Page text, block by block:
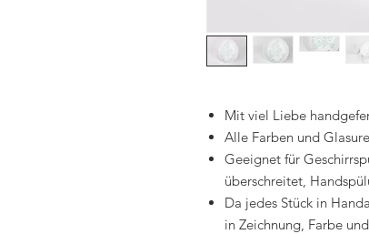
Mit viel Liebe
Alle Farben und
Geeignet für
überschreitet,
Da jedes Stück in
in Zeichnung, Farbe